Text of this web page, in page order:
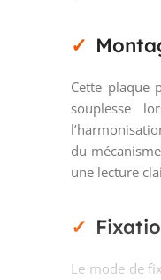
Cette plaque
souplesse
du
une lecture
Le mode de